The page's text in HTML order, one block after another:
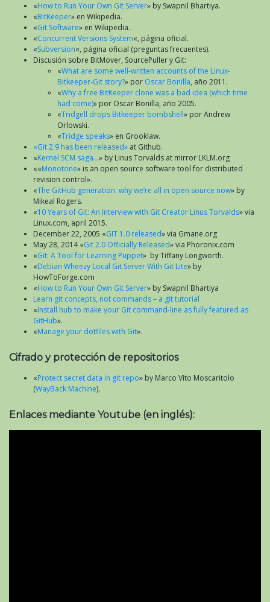
«How to Run Your Own Git Server» by Swapnil Bhartiya.
«BitKeeper» en Wikipedia.
«Git Software» en Wikipedia.
«Concurrent Versions System«, página oficial.
«Subversion«, página oficial (preguntas frecuentes).
Discusión sobre BitMover, SourcePuller y Git:
«What are some well-written accounts of the Linux-
Bitkeeper-Git story?» por Oscar Bonilla, año 2011.
«Why a free BitKeeper clone was a bad idea (which time
had come)» por Oscar Bonilla, año 2005.
«Tridgell drops Bitkeeper bombshell» por Andrew
Orlowski.
«Tridge speaks» en Grooklaw.
«Git 2.9 has been released» at Github.
«Kernel SCM saga…» by Linus Torvalds at mirror LKLM.org
««Monotone» is an open source software tool for distributed
revision control».
«The GitHub generation: why we’re all in open source now» by
Mikeal Rogers.
«10 Years of Git: An Interview with Git Creator Linus Torvalds» via
Linux.com, april 2015.
December 22, 2005 «GIT 1.0 released» via Gmane.org
May 28, 2014 «Git 2.0 Officially Released» via Phoronix.com
«Git: A Tool for Learning Puppet» by Tiffany Longworth.
«Debian Wheezy Local Git Server With Git Lite» by
HowToForge.com
«How to Run Your Own Git Server» by Swapnil Bhartiya
Learn git concepts, not commands – a git tutorial
«Install hub to make your Git command-line as fully featured as
GitHub».
«Manage your dotfiles with Git».
Cifrado y protección de repositorios
«Protect secret data in git repo» by Marco Vito Moscaritolo
(WayBack Machine).
Enlaces mediante Youtube (en inglés):